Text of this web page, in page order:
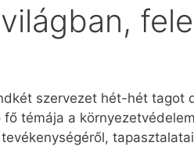
szervezet hét-hét tagot
témája a